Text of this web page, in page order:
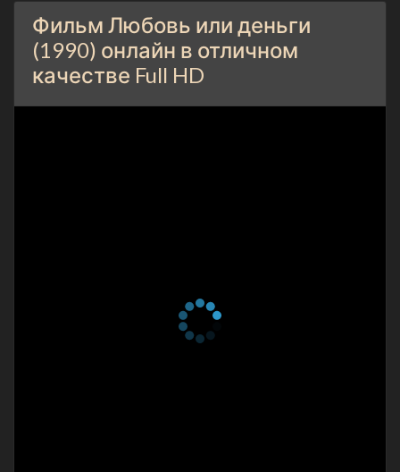
Фильм Любовь или деньги
(1990) онлайн в отличном
качестве Full HD